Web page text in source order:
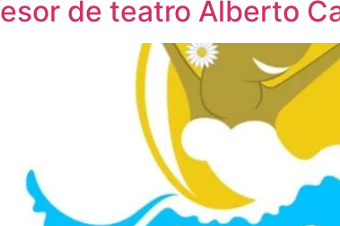
de teatro Alberto